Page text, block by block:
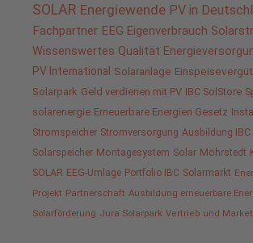
SOLAR Energiewende PV in
Fachpartner EEG Eigenverbrauch
Wissenswertes Qualität
PV International Solaranlage
Solarpark Geld verdienen mit PV IBC SolStore
solarenergie Erneuerbare Energien Gesetz
Stromspeicher Stromversorgung Ausbildung IBC
Solarspeicher Montagesystem Solar Möhrstedt
SOLAR EEG-Umlage Portfolio IBC Solarmarkt
Projekt Partnerschaft Ausbildung erneuerbare
Solarförderung Jura Solarpark Vertrieb und